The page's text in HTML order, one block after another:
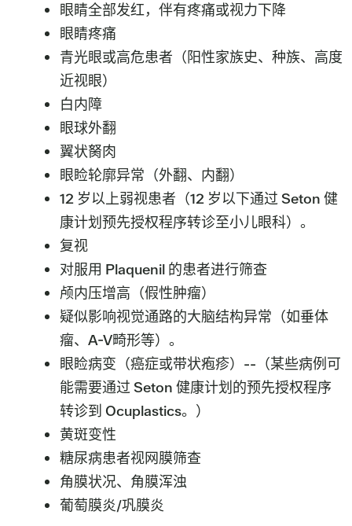
眼睛全部发红，伴有疼痛或视力下降
眼睛疼痛
青光眼或高危患者（阳性家族史、种族、高度
近视眼）
白内障
眼球外翻
翼状胬肉
眼睑轮廓异常（外翻、内翻）
12 岁以上弱视患者（12 岁以下通过 Seton 健
康计划预先授权程序转诊至小儿眼科）。
复视
对服用 Plaquenil 的患者进行筛查
颅内压增高（假性肿瘤）
疑似影响视觉通路的大脑结构异常（如垂体
瘤、A-V畸形等）。
眼睑病变（癌症或带状疱疹）--（某些病例可
能需要通过 Seton 健康计划的预先授权程序
转诊到 Ocuplastics。）
黄斑变性
糖尿病患者视网膜筛查
角膜状况、角膜浑浊
葡萄膜炎/巩膜炎